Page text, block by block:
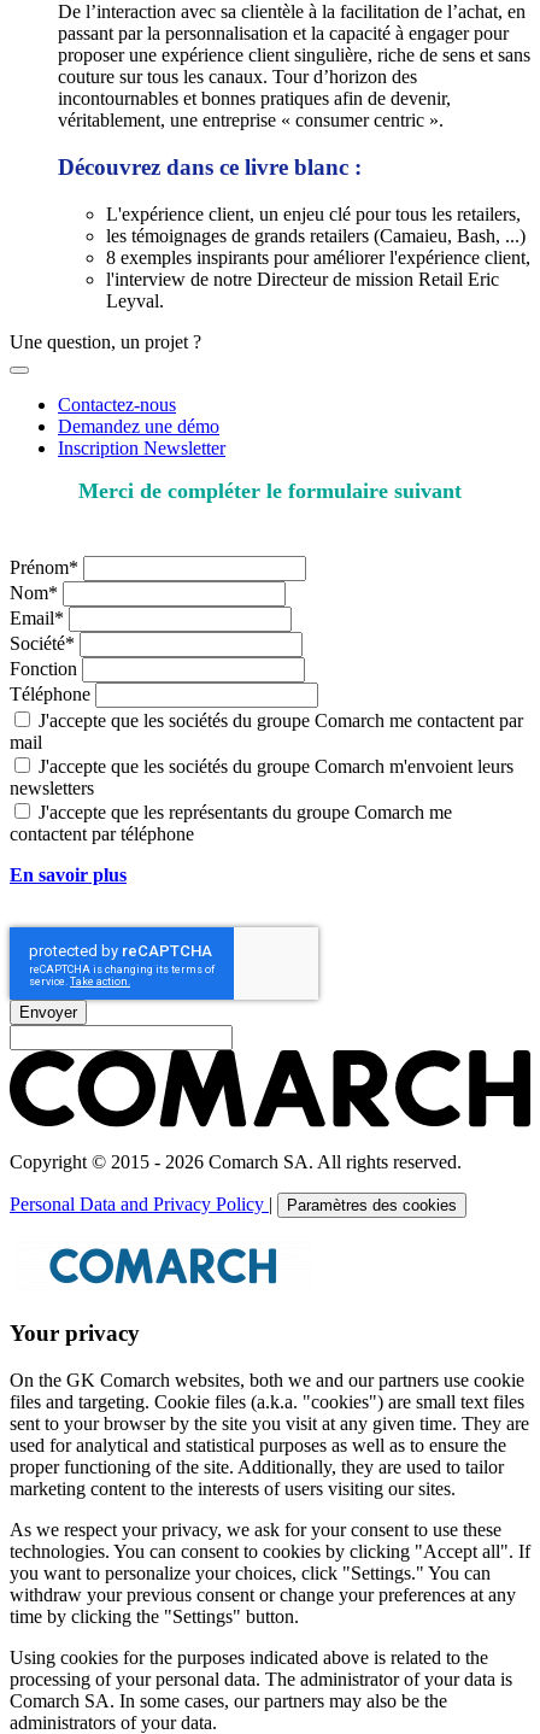
De l’interaction avec sa clientèle à la facilitation de l’achat, en
passant par la personnalisation et la capacité à engager pour
proposer une expérience client singulière, riche de sens et sans
couture sur tous les canaux. Tour d’horizon des
incontournables et bonnes pratiques afin de devenir,
véritablement, une entreprise « consumer centric ».
Découvrez dans ce livre blanc :
L'expérience client, un enjeu clé pour tous les retailers,
les témoignages de grands retailers (Camaieu, Bash, ...)
8 exemples inspirants pour améliorer l'expérience client,
l'interview de notre Directeur de mission Retail Eric
Leyval.
Une question, un projet ?
Contactez-nous
Demandez une démo
Inscription Newsletter
Merci de compléter le formulaire suivant
Prénom*
Nom*
Email*
Société*
Fonction
Téléphone
J'accepte que les sociétés du groupe Comarch me contactent par
mail
J'accepte que les sociétés du groupe Comarch m'envoient leurs
newsletters
J'accepte que les représentants du groupe Comarch me
contactent par téléphone
En savoir plus
Envoyer
Copyright © 2015 - 2026 Comarch SA. All rights reserved.
Personal Data and Privacy Policy | Paramètres des cookies
Your privacy
On the GK Comarch websites, both we and our partners use cookie
files and targeting. Cookie files (a.k.a. "cookies") are small text files
sent to your browser by the site you visit at any given time. They are
used for analytical and statistical purposes as well as to ensure the
proper functioning of the site. Additionally, they are used to tailor
marketing content to the interests of users visiting our sites.
As we respect your privacy, we ask for your consent to use these
technologies. You can consent to cookies by clicking "Accept all". If
you want to personalize your choices, click "Settings." You can
withdraw your previous consent or change your preferences at any
time by clicking the "Settings" button.
Using cookies for the purposes indicated above is related to the
processing of your personal data. The administrator of your data is
Comarch SA. In some cases, our partners may also be the
administrators of your data.